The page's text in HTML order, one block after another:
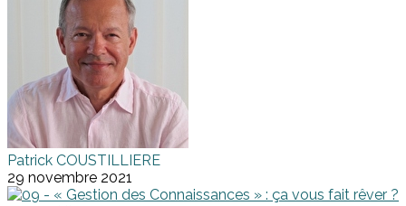
Patrick COUSTILLIERE
29 novembre 2021